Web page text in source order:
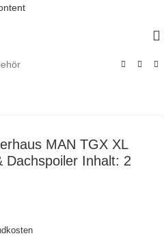
MAN TGX XL
Dachspoiler Inhalt: 2